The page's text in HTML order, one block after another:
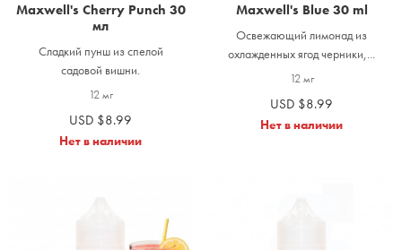
Maxwell's Cherry Punch 30
мл
Сладкий пунш из спелой
садовой вишни.
12 мг
USD $8.99
Нет в наличии
Maxwell's Blue 30 ml
Освежающий лимонад из
охлажденных ягод черники,...
12 мг
USD $8.99
Нет в наличии